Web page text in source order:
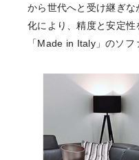
から世代へと受け継ぎな
化により、精度と安定
「Made in Italy」のソフ